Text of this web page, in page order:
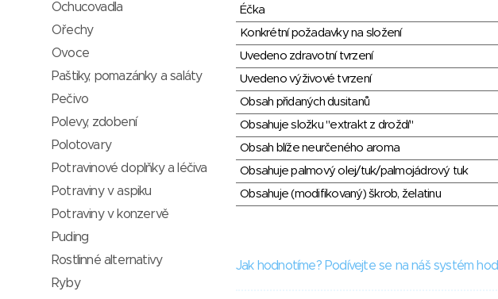
Éčka
Konkrétní požadavky na složení
Uvedeno zdravotní tvrzení
Uvedeno výživové tvrzení
Obsah přidaných dusitanů
Obsahuje složku "extrakt z droždí"
Obsah blíže neurčeného aroma
Obsahuje palmový olej/tuk/palmojádrový tuk
Obsahuje (modifikovaný) škrob, želatinu
Jak hodnotíme? Podívejte se na náš systém
Ochucovadla
Ořechy
Ovoce
Paštiky, pomazánky a saláty
Pečivo
Polevy, zdobení
Polotovary
Potravinové doplňky a léčiva
Potraviny v aspiku
Potraviny v konzervě
Puding
Rostlinné alternativy
Ryby